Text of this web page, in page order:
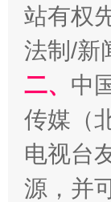
站有权
法制/新
二、 中
传媒（
电视台
源，并